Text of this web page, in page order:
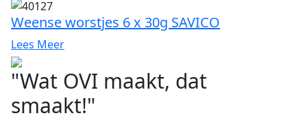
Weense worstjes 6 x 30g SAVICO
Lees Meer
"Wat OVI maakt, dat
smaakt!"